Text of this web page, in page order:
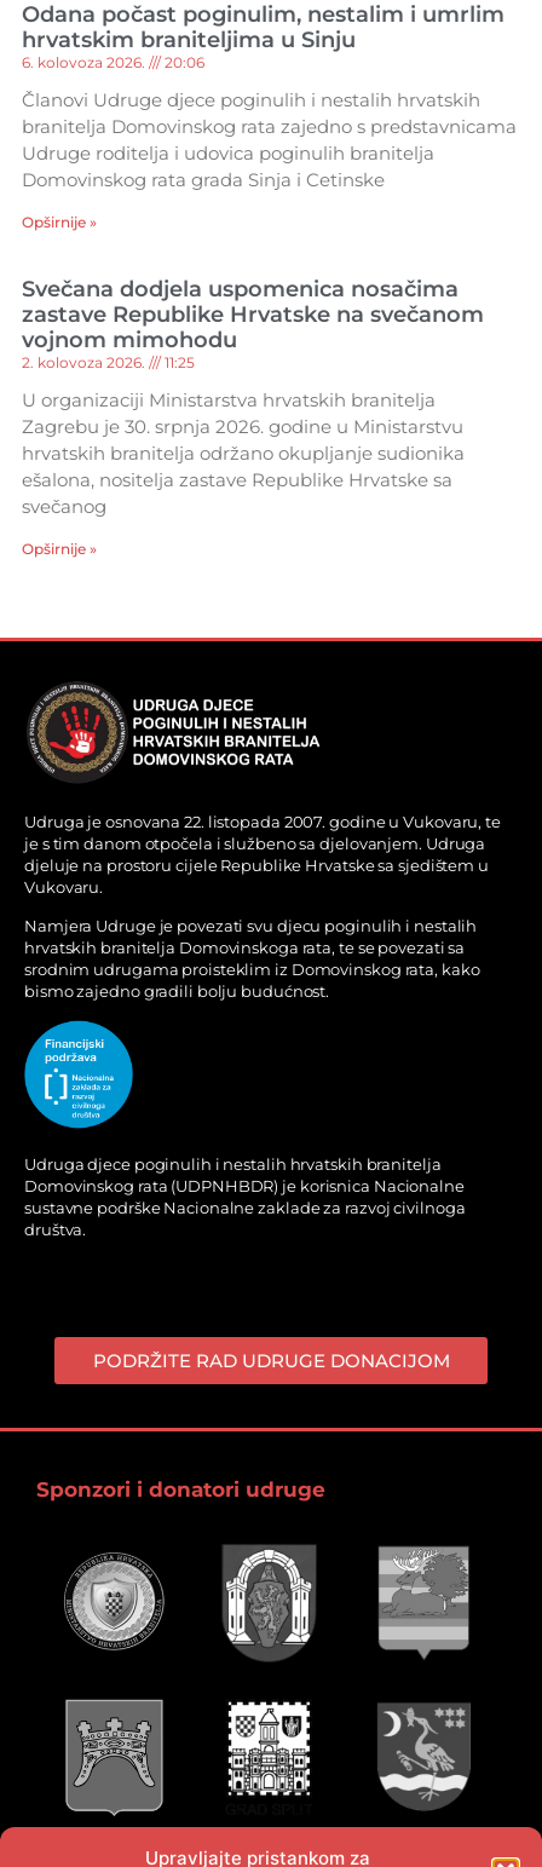
Upravljajte pristankom za
Odana počast poginulim, nestalim i umrlim
hrvatskim braniteljima u Sinju
6. kolovoza 2026. 20:06
Članovi Udruge djece poginulih i nestalih hrvatskih
branitelja Domovinskog rata zajedno s predstavnicama
Udruge roditelja i udovica poginulih branitelja
Domovinskog rata grada Sinja i Cetinske
Opširnije »
Svečana dodjela uspomenica nosačima
zastave Republike Hrvatske na svečanom
vojnom mimohodu
2. kolovoza 2026. 11:25
U organizaciji Ministarstva hrvatskih branitelja
Zagrebu je 30. srpnja 2026. godine u Ministarstvu
hrvatskih branitelja održano okupljanje sudionika
ešalona, nositelja zastave Republike Hrvatske sa
svečanog
Opširnije »
Udruga je osnovana 22. listopada 2007. godine u Vukovaru, te
je s tim danom otpočela i službeno sa djelovanjem. Udruga
djeluje na prostoru cijele Republike Hrvatske sa sjedištem u
Vukovaru.
Namjera Udruge je povezati svu djecu poginulih i nestalih
hrvatskih branitelja Domovinskoga rata, te se povezati sa
srodnim udrugama proisteklim iz Domovinskog rata, kako
bismo zajedno gradili bolju budućnost.
Udruga djece poginulih i nestalih hrvatskih branitelja
Domovinskog rata (UDPNHBDR) je korisnica Nacionalne
sustavne podrške Nacionalne zaklade za razvoj civilnoga
društva.
PODRŽITE RAD UDRUGE DONACIJOM
Sponzori i donatori udruge